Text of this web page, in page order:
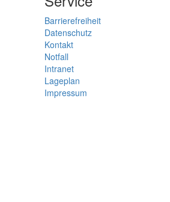
Barrierefreiheit
Datenschutz
Kontakt
Notfall
Intranet
Lageplan
Impressum